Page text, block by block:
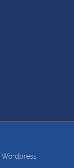
Wordpress